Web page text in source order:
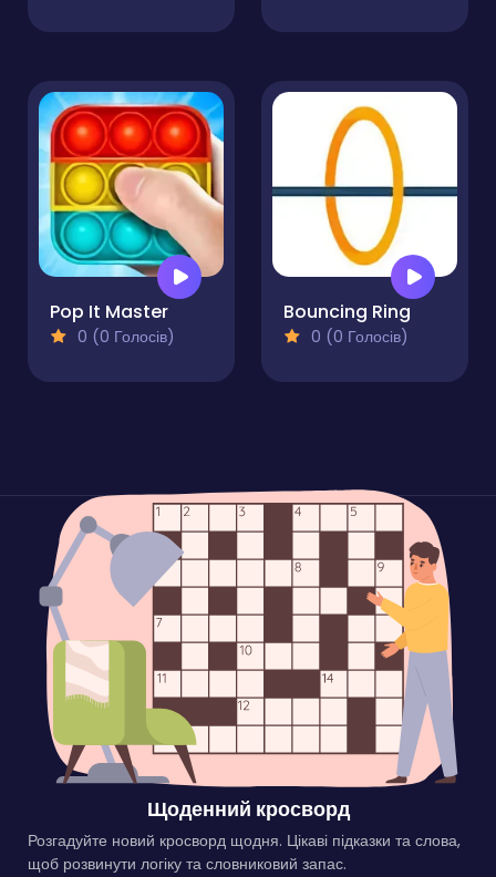
Pop It Master
0 (0 Голосів)
Bouncing Ring
0 (0 Голосів)
Щоденний кросворд
Розгадуйте новий кросворд щодня. Цікаві підказки та слова,
щоб розвинути логіку та словниковий запас.